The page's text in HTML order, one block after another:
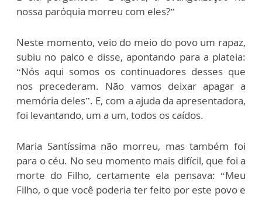
nossa paróquia morreu com eles?”
Neste momento, veio do meio do povo um rapaz,
subiu no palco e disse, apontando para a plateia:
“Nós aqui somos os continuadores desses que
nos precederam. Não vamos deixar apagar a
memória deles”. E, com a ajuda da apresentadora,
foi levantando, um a um, todos os caídos.
Maria Santíssima não morreu, mas também foi
para o céu. No seu momento mais difícil, que foi a
morte do Filho, certamente ela pensava: “Meu
Filho, o que você poderia ter feito por este povo e